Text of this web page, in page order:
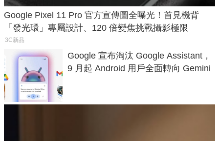
Google Pixel 11 Pro 官方宣傳圖全曝光！首見機背
「發光環」專屬設計、120 倍變焦挑戰攝影極限
3C新品
Google 宣布淘汰 Google Assistant，
9 月起 Android 用戶全面轉向 Gemini